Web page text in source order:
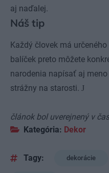
aj naďalej.
Náš tip
Každý človek má
balíček preto môžete
narodenia napísať aj
strážny na starosti. J
článok bol uverejnený v
Kategória: Dekor
Tagy: dekorácie